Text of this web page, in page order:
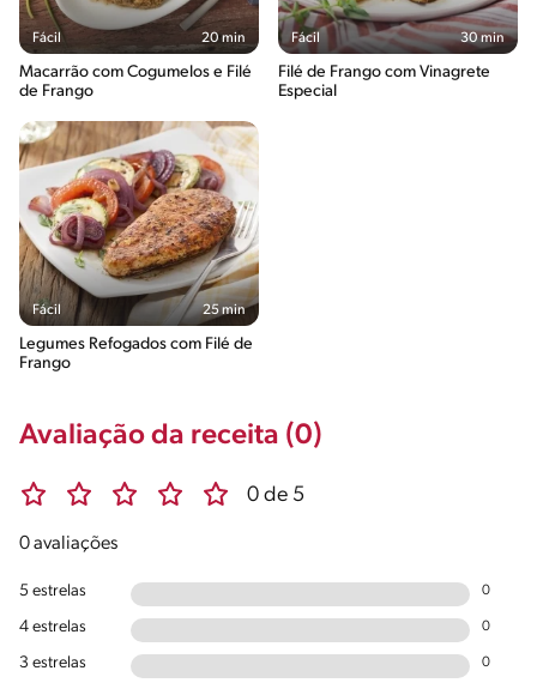
Fácil 20 min
Macarrão com Cogumelos e Filé
de Frango
Fácil 30 min
Filé de Frango com Vinagrete
Especial
Fácil 25 min
Legumes Refogados com Filé de
Frango
Avaliação da receita (0)
0 de 5
0 avaliações
5 estrelas 0
4 estrelas 0
3 estrelas 0